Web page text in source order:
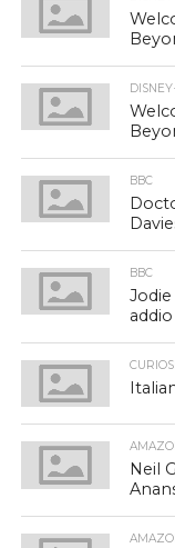
BBC
BBC
Neil